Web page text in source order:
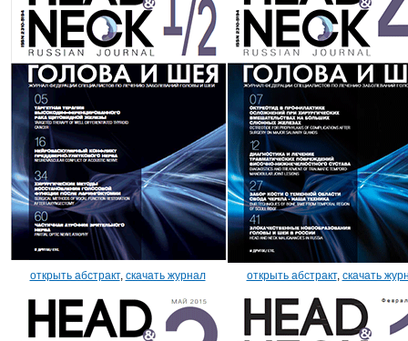
открыть абстракт, скачать журнал открыть абстракт, скачать